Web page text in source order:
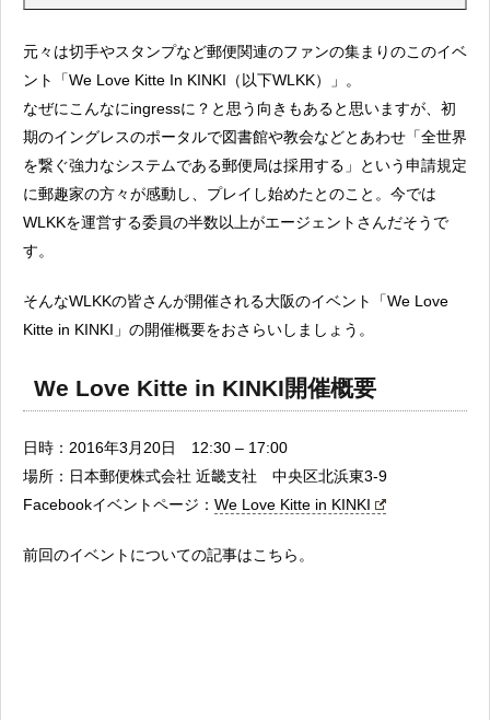
元々は切手やスタンプなど郵便関連のファンの集まりのこのイベ
ント「We Love Kitte In KINKI（以下WLKK）」。
なぜにこんなにingressに？と思う向きもあると思いますが、初
期のイングレスのポータルで図書館や教会などとあわせ「全世界
を繋ぐ強力なシステムである郵便局は採用する」という申請規定
に郵趣家の方々が感動し、プレイし始めたとのこと。今では
WLKKを運営する委員の半数以上がエージェントさんだそうで
す。
そんなWLKKの皆さんが開催される大阪のイベント「We Love
Kitte in KINKI」の開催概要をおさらいしましょう。
We Love Kitte in KINKI開催概要
日時：2016年3月20日 12:30 – 17:00
場所：日本郵便株式会社 近畿支社 中央区北浜東3-9
Facebookイベントページ： We Love Kitte in KINKI
前回のイベントについての記事はこちら。